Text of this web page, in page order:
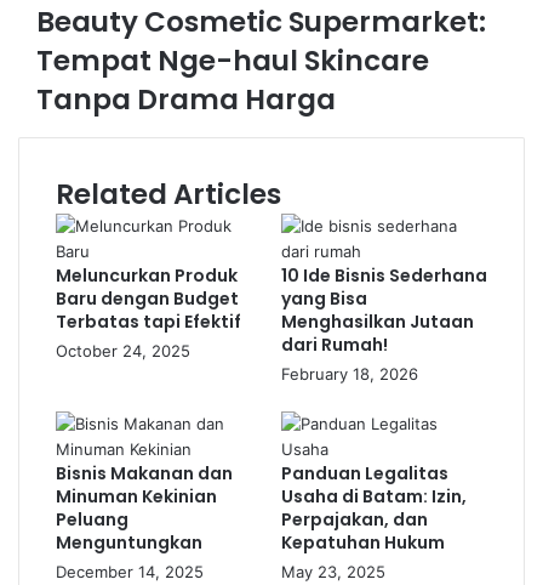
Tentukan niche atau keahlian yang spesifik agar lebih
mudah menemukan klien yang sesuai.
Bangun portofolio yang kuat dengan menampilkan hasil
pekerjaan terbaik Anda.
media sosial atau jaringan profesional.
4. Affiliate Marketing:
Menghasilkan Uang dari
Promosi Produk Orang Lain
Affiliate marketing atau pemasaran afiliasi
adalah model bisnis di mana Anda
mendapatkan komisi dengan mempromosikan
produk atau layanan orang lain. Setiap kali ada
penjualan yang dihasilkan dari tautan afiliasi
yang Anda bagikan, Anda akan menerima
persentase dari penjualan tersebut. Ini adalah
bisnis dengan modal rendah karena Anda
hanya perlu mempromosikan produk dan tidak
Beauty Cosmetic Supermarket:
Tempat Nge-haul Skincare
Tanpa Drama Harga
Related Articles
Meluncurkan Produk
Baru dengan Budget
Terbatas tapi Efektif
October 24, 2025
10 Ide Bisnis Sederhana
yang Bisa
Menghasilkan Jutaan
dari Rumah!
February 18, 2026
Bisnis Makanan dan
Minuman Kekinian
Peluang
Menguntungkan
December 14, 2025
Panduan Legalitas
Usaha di Batam: Izin,
Perpajakan, dan
Kepatuhan Hukum
May 23, 2025